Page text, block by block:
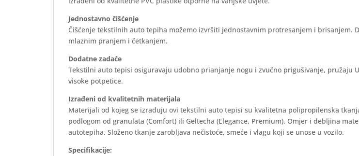
Jednostavno čišćenje
Čišćenje tekstilnih auto tepiha možemo izvršiti jednostavnim protresanjem i brisanjem.
mlaznim pranjem i četkanjem.
Dodatne zadaće
Tekstilni auto tepisi osiguravaju udobno prianjanje nogu i zvučno prigušivanje, pružaju
visoke potpetice.
Izrađeni od kvalitetnih materijala
Materijali od kojeg se izrađuju ovi tekstilni auto tepisi su kvalitetna polipropilenska
podlogom od granulata (Comfort) ili Geltecha (Elegance, Premium). Omjer i debljina
autotepiha. Složeno tkanje zarobljava nečistoće, smeće i vlagu koji se unose u vozilo.
Specifikacije: